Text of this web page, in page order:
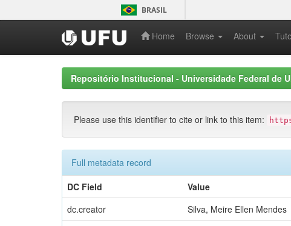
navigation
BRASIL
Home Browse About
Repositório Institucional - Universidade Federal de
Please use this identifier to cite or link to this item:
Full metadata record
DC Field
Value
dc.creator
Silva, Meire Ellen Mendes